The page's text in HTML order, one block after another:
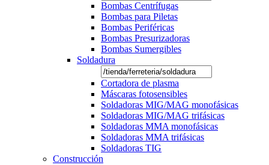
Bombas Centrífugas
Bombas para Piletas
Bombas Periféricas
Bombas Presurizadoras
Bombas Sumergibles
Soldadura
Cortadora de plasma
Máscaras fotosensibles
Soldadoras MIG/MAG monofásicas
Soldadoras MIG/MAG trifásicas
Soldadoras MMA monofásicas
Soldadoras MMA trifásicas
Soldadoras TIG
Construcción